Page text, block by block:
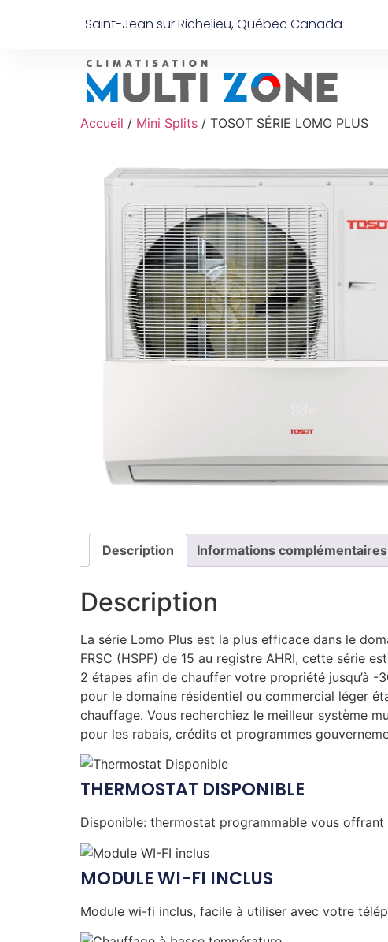
Saint-Jean sur Richelieu, Québec Canada
Accueil / Mini Splits / TOSOT SÉRIE LOMO PLUS
Description Informations complémentaires
Description
La série Lomo Plus est la plus efficace dans le
FRSC (HSPF) de 15 au registre AHRI, cette série
2 étapes afin de chauffer votre propriété jusqu’à -
pour le domaine résidentiel ou commercial léger
chauffage. Vous recherchiez le meilleur système
pour les rabais, crédits et programmes
THERMOSTAT DISPONIBLE
Disponible: thermostat programmable vous
MODULE WI-FI INCLUS
Module wi-fi inclus, facile à utiliser avec votre